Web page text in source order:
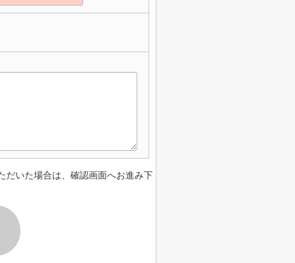
だいた場合は、確認画面へお進み下